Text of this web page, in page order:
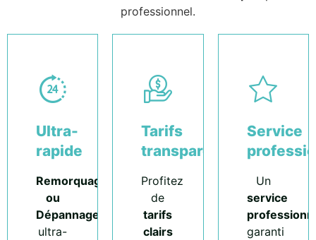
professionnel.
Ultra-
rapide
Remorquage
ou
Dépannage
ultra-
Tarifs
transparents
Profitez
de
tarifs
clairs
Service
Un
service
garanti